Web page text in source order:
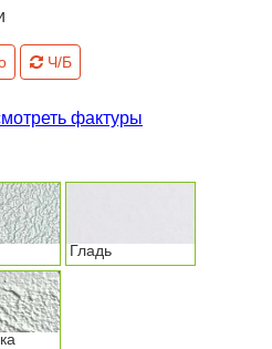
Ч/Б
фактуры
Гладь